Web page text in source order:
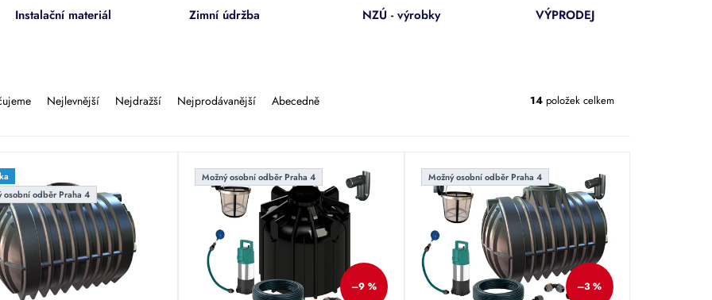
Instalační materiál Zimní údržba NZÚ - výrobky VÝPRODEJ
Nejlevnější Nejdražší Nejprodávanější Abecedně 14 položek celkem
osobní odběr Praha 4
Možný osobní odběr Praha 4
–9 %
Možný osobní odběr Praha 4
–3 %